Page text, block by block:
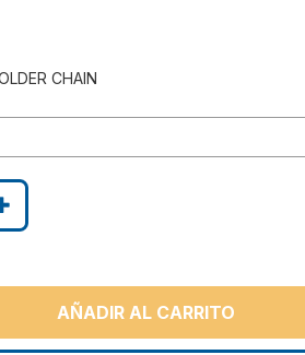
CHAIN
AÑADIR AL CARRITO